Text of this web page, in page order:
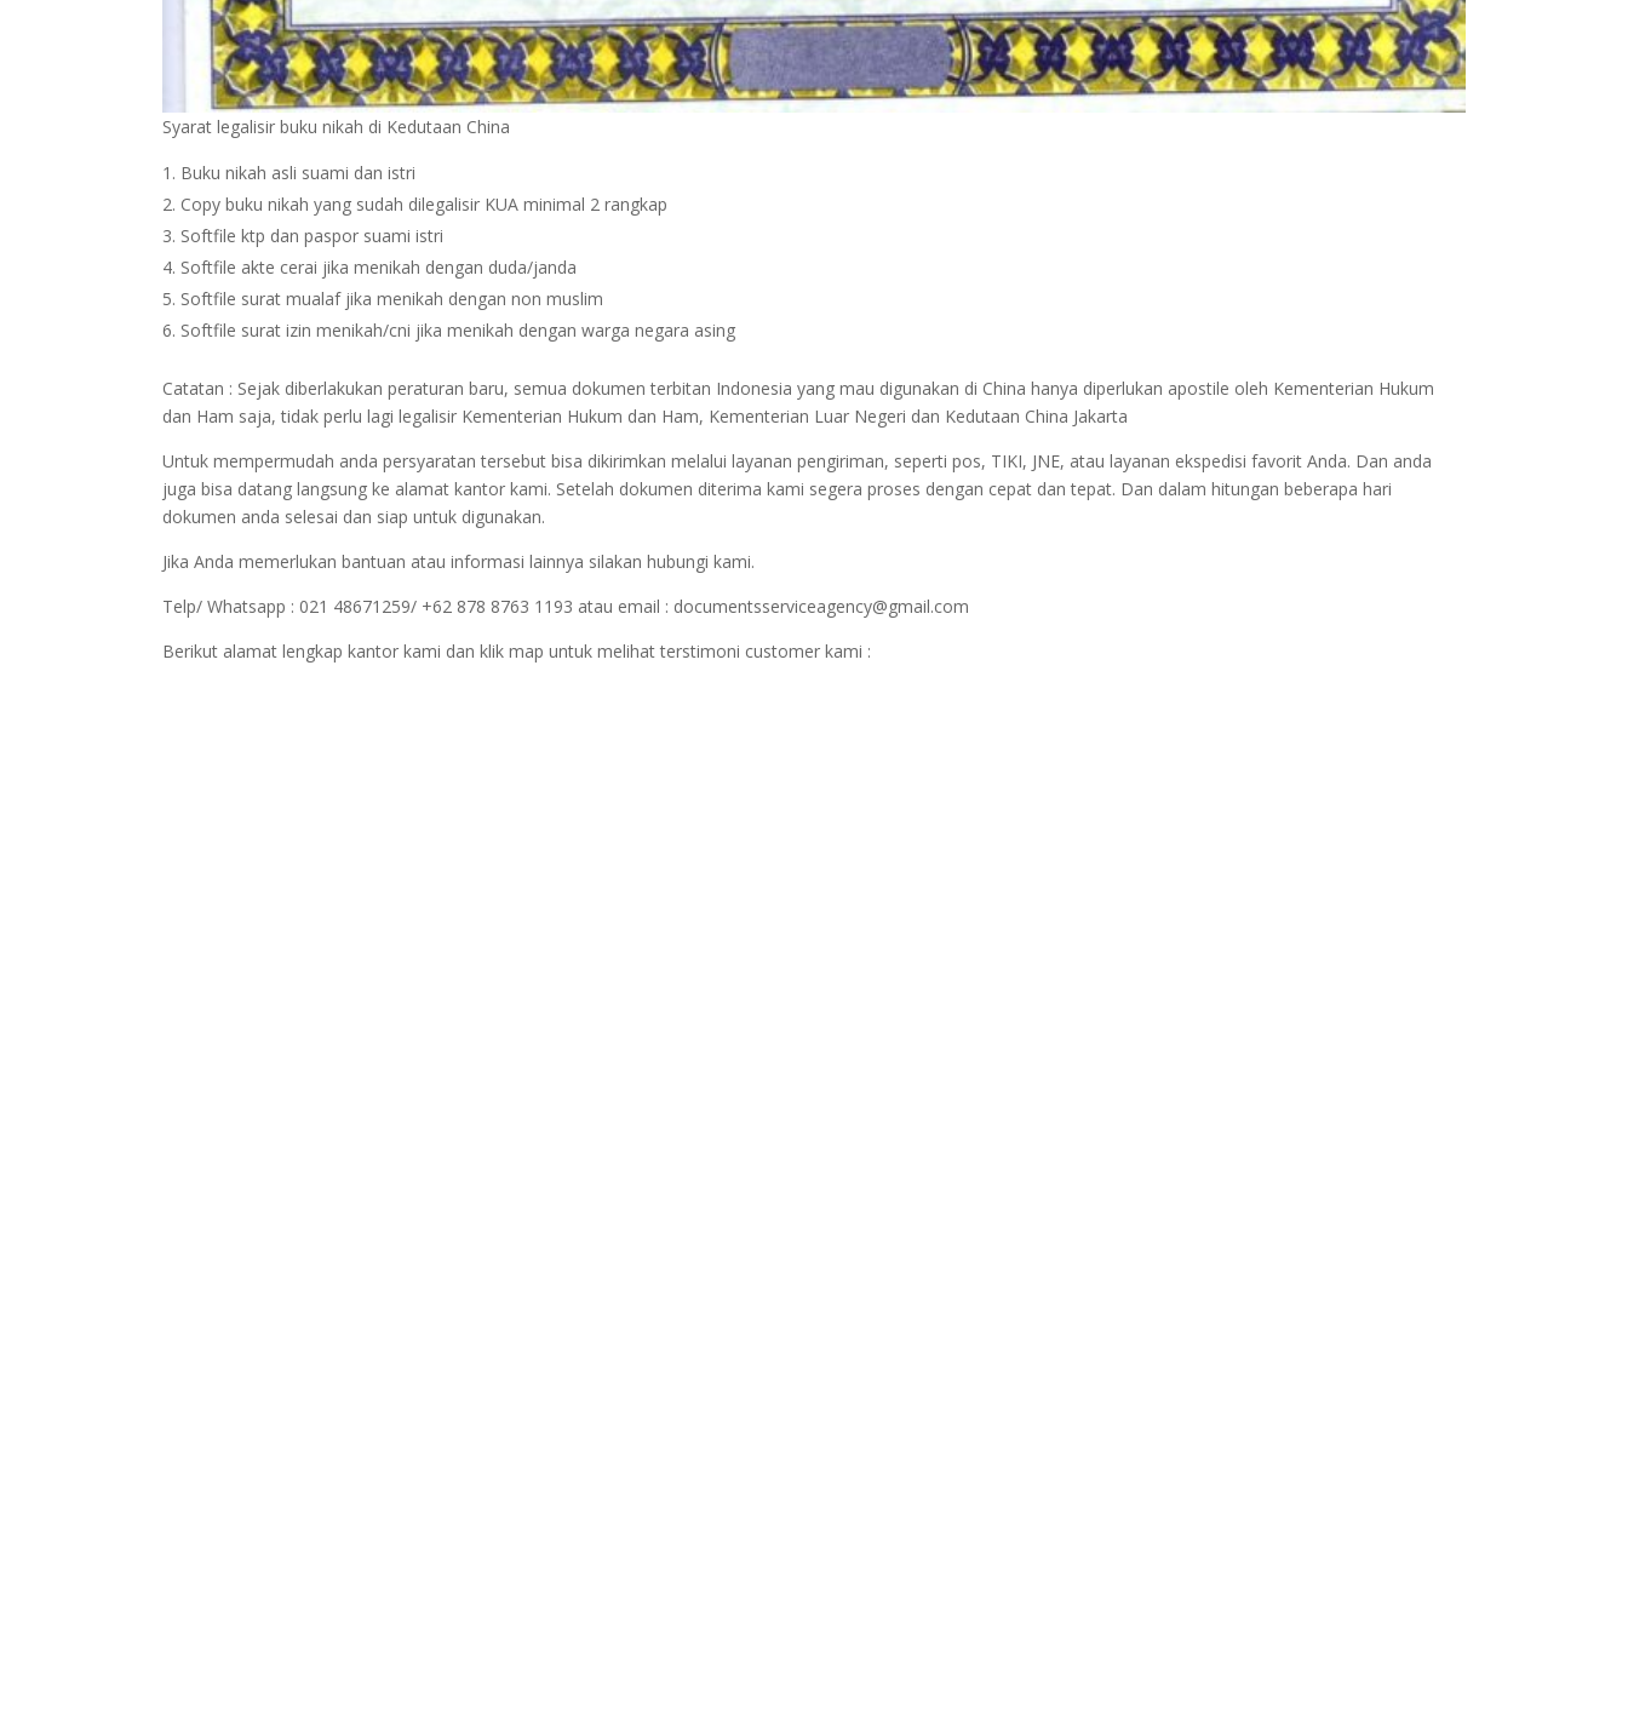
Syarat legalisir buku nikah di Kedutaan China
Buku nikah asli suami dan istri
Copy buku nikah yang sudah dilegalisir KUA minimal 2 rangkap
Softfile ktp dan paspor suami istri
Softfile akte cerai jika menikah dengan duda/janda
Softfile surat mualaf jika menikah dengan non muslim
Softfile surat izin menikah/cni jika menikah dengan warga negara asing
Catatan : Sejak diberlakukan peraturan baru, semua dokumen terbitan Indonesia yang mau digunakan di China hanya diperlukan apostile oleh Kementerian Hukum
dan Ham saja, tidak perlu lagi legalisir Kementerian Hukum dan Ham, Kementerian Luar Negeri dan Kedutaan China Jakarta
Untuk mempermudah anda persyaratan tersebut bisa dikirimkan melalui layanan pengiriman, seperti pos, TIKI, JNE, atau layanan ekspedisi favorit Anda. Dan anda
juga bisa datang langsung ke alamat kantor kami. Setelah dokumen diterima kami segera proses dengan cepat dan tepat. Dan dalam hitungan beberapa hari
dokumen anda selesai dan siap untuk digunakan.
Jika Anda memerlukan bantuan atau informasi lainnya silakan hubungi kami.
Telp/ Whatsapp : 021 48671259/ +62 878 8763 1193 atau email : documentsserviceagency@gmail.com
Berikut alamat lengkap kantor kami dan klik map untuk melihat terstimoni customer kami :